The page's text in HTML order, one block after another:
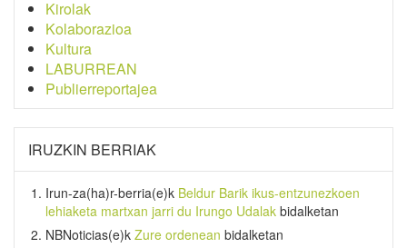
Kirolak
Kolaborazioa
Kultura
LABURREAN
Publierreportajea
IRUZKIN BERRIAK
Irun-za(ha)r-berria(e)k Beldur Barik ikus-entzunezkoen
lehiaketa martxan jarri du Irungo Udalak bidalketan
NBNoticias(e)k Zure ordenean bidalketan